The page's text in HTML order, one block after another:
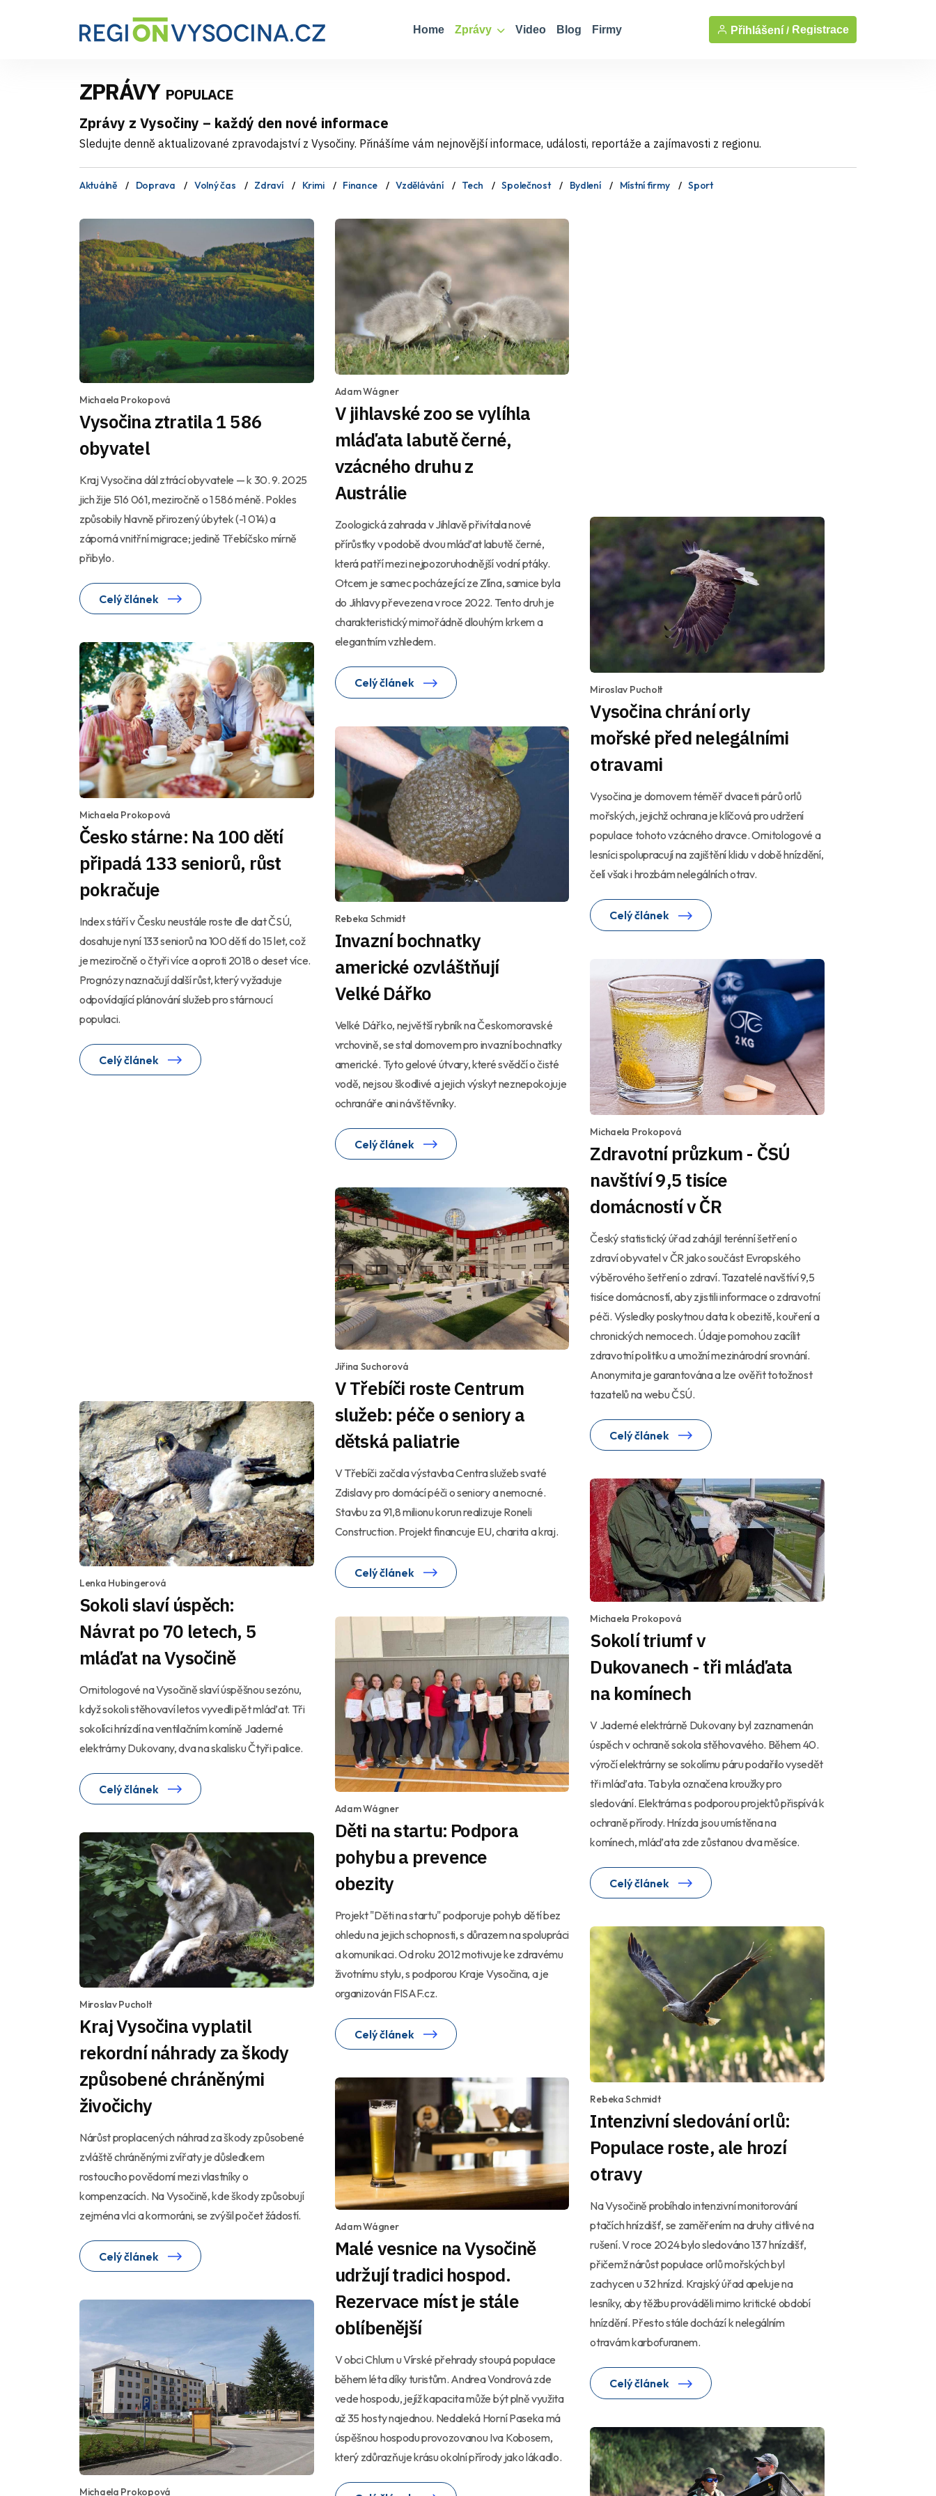
Home Zprávy Video Blog Firmy Přihlášení / Registrace
ZPRÁVY POPULACE
Zprávy z Vysočiny – každý den nové informace
Sledujte denně aktualizované zpravodajství z Vysočiny. Přinášíme vám nejnovější informace, události, reportáže a zajímavosti z regionu.
Aktuálně Doprava Volný čas Zdraví Krimi Finance Vzdělávání Tech Společnost Bydlení Místní firmy Sport
Michaela Prokopová
Vysočina ztratila 1 586
obyvatel
Kraj Vysočina dál ztrácí obyvatele — k 30. 9. 2025
jich žije 516 061, meziročně o 1 586 méně. Pokles
způsobily hlavně přirozený úbytek (-1 014) a
záporná vnitřní migrace; jedině Třebíčsko mírně
přibylo.
Celý článek
Adam Wágner
V jihlavské zoo se vylíhla
mláďata labutě černé,
vzácného druhu z
Austrálie
Zoologická zahrada v Jihlavě přivítala nové
přírůstky v podobě dvou mláďat labutě černé,
která patří mezi nejpozoruhodnější vodní ptáky.
Otcem je samec pocházející ze Zlína, samice byla
do Jihlavy převezena v roce 2022. Tento druh je
charakteristický mimořádně dlouhým krkem a
elegantním vzhledem.
Celý článek Miroslav Pucholt
Vysočina chrání orly
mořské před nelegálními
otravami
Vysočina je domovem téměř dvaceti párů orlů
mořských, jejichž ochrana je klíčová pro udržení
populace tohoto vzácného dravce. Ornitologové a
lesníci spolupracují na zajištění klidu v době hnízdění,
čelí však i hrozbám nelegálních otrav.
Celý článek
Michaela Prokopová
Česko stárne: Na 100 dětí
připadá 133 seniorů, růst
pokračuje
Index stáří v Česku neustále roste dle dat ČSÚ,
dosahuje nyní 133 seniorů na 100 dětí do 15 let, což
je meziročně o čtyři více a oproti 2018 o deset více.
Prognózy naznačují další růst, který vyžaduje
odpovídající plánování služeb pro stárnoucí
populaci.
Celý článek
Rebeka Schmidt
Invazní bochnatky
americké ozvláštňují
Velké Dářko
Velké Dářko, největší rybník na Českomoravské
vrchovině, se stal domovem pro invazní bochnatky
americké. Tyto gelové útvary, které svědčí o čisté
vodě, nejsou škodlivé a jejich výskyt neznepokojuje
ochranáře ani návštěvníky.
Celý článek
Michaela Prokopová
Zdravotní průzkum - ČSÚ
navštíví 9,5 tisíce
domácností v ČR
Český statistický úřad zahájil terénní šetření o
zdraví obyvatel v ČR jako součást Evropského
výběrového šetření o zdraví. Tazatelé navštíví 9,5
tisíce domácností, aby zjistili informace o zdravotní
péči. Výsledky poskytnou data k obezitě, kouření a
chronických nemocech. Údaje pomohou zacílit
zdravotní politiku a umožní mezinárodní srovnání.
Anonymita je garantována a lze ověřit totožnost
tazatelů na webu ČSÚ.
Celý článek
Jiřina Suchorová
V Třebíči roste Centrum
služeb: péče o seniory a
dětská paliatrie
V Třebíči začala výstavba Centra služeb svaté
Zdislavy pro domácí péči o seniory a nemocné.
Stavbu za 91,8 milionu korun realizuje Roneli
Construction. Projekt financuje EU, charita a kraj.
Celý článek
Lenka Hubingerová
Sokoli slaví úspěch:
Návrat po 70 letech, 5
mláďat na Vysočině
Ornitologové na Vysočině slaví úspěšnou sezónu,
když sokoli stěhovaví letos vyvedli pět mláďat. Tři
sokolíci hnízdí na ventilačním komíně Jaderné
elektrárny Dukovany, dva na skalisku Čtyři palice.
Celý článek
Michaela Prokopová
Sokolí triumf v
Dukovanech - tři mláďata
na komínech
V Jaderné elektrárně Dukovany byl zaznamenán
úspěch v ochraně sokola stěhovavého. Během 40.
výročí elektrárny se sokolímu páru podařilo vysedět
tři mláďata. Ta byla označena kroužky pro
sledování. Elektrárna s podporou projektů přispívá k
ochraně přírody. Hnízda jsou umístěna na
komínech, mláďata zde zůstanou dva měsíce.
Celý článek
Adam Wágner
Děti na startu: Podpora
pohybu a prevence
obezity
Projekt "Děti na startu" podporuje pohyb dětí bez
ohledu na jejich schopnosti, s důrazem na spolupráci
a komunikaci. Od roku 2012 motivuje ke zdravému
životnímu stylu, s podporou Kraje Vysočina, a je
organizován FISAF.cz.
Celý článek
Miroslav Pucholt
Kraj Vysočina vyplatil
rekordní náhrady za škody
způsobené chráněnými
živočichy
Nárůst proplacených náhrad za škody způsobené
zvláště chráněnými zvířaty je důsledkem
rostoucího povědomí mezi vlastníky o
kompenzacích. Na Vysočině, kde škody způsobují
zejména vlci a kormoráni, se zvýšil počet žádostí.
Celý článek
Rebeka Schmidt
Intenzivní sledování orlů:
Populace roste, ale hrozí
otravy
Na Vysočině probíhalo intenzivní monitorování
ptačích hnízdišť, se zaměřením na druhy citlivé na
rušení. V roce 2024 bylo sledováno 137 hnízdišť,
přičemž nárůst populace orlů mořských byl
zachycen u 32 hnízd. Krajský úřad apeluje na
lesníky, aby těžbu prováděli mimo kritické období
hnízdění. Přesto stále dochází k nelegálním
otravám karbofuranem.
Celý článek
Adam Wágner
Malé vesnice na Vysočině
udržují tradici hospod.
Rezervace míst je stále
oblíbenější
V obci Chlum u Vírské přehrady stoupá populace
během léta díky turistům. Andrea Vondrová zde
vede hospodu, jejíž kapacita může být plně využita
až 35 hosty najednou. Nedaleká Horní Paseka má
úspěšnou hospodu provozovanou Iva Kobosem,
který zdůrazňuje krásu okolní přírody jako lákadlo.
Michaela Prokopová